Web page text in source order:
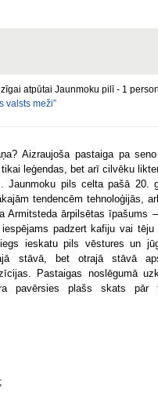
atpūtai Jaunmoku pilī - 1
valsts meži”
Aizraujoša pastaiga pa
leģendas, bet arī cilvēku
pils celta pašā 20.
tendencēm tehnoloģijās,
Armitsteda ārpilsētas īpašums
padzert kafiju vai tēju
ieskatu pils vēstures un
stāvā, bet otrajā stāvā
Pastaigas noslēgumā
pavērsies plašs skats pār